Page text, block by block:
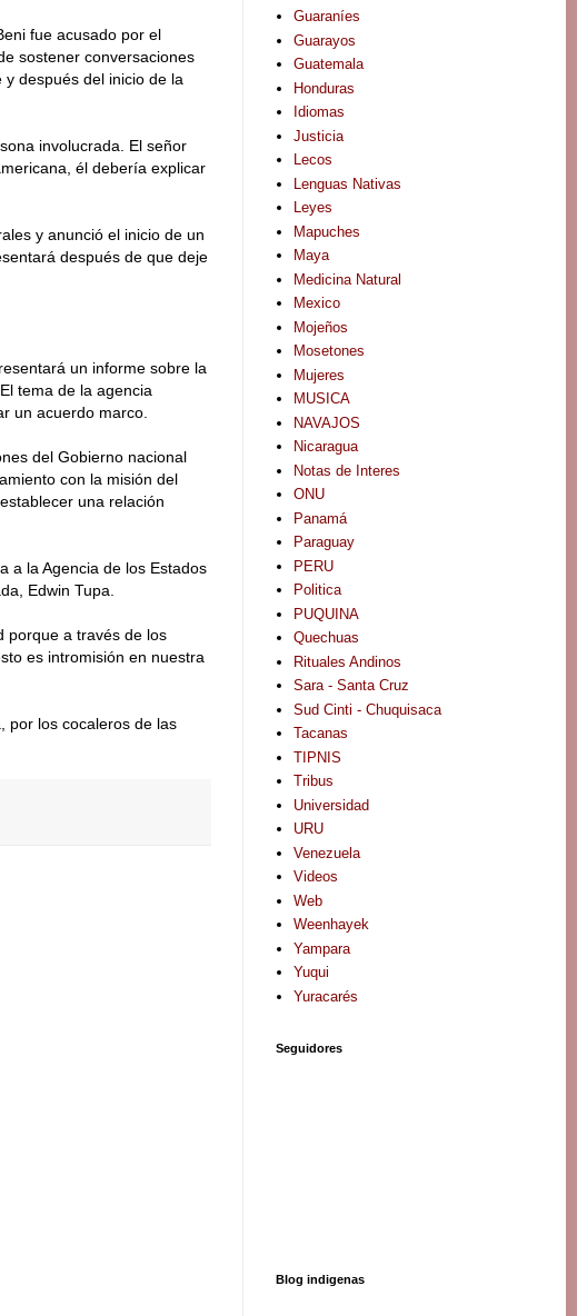
fue acusado por el
sostener conversaciones
después del inicio de la
involucrada. El señor
él debería explicar
y anunció el inicio de un
después de que deje
un informe sobre la
tema de la agencia
un acuerdo marco.
del Gobierno nacional
con la misión del
una relación
a la Agencia de los Estados
Edwin Tupa.
porque a través de los
es intromisión en nuestra
por los cocaleros de las
Guaraníes
Guarayos
Guatemala
Honduras
Idiomas
Justicia
Lecos
Lenguas Nativas
Leyes
Mapuches
Maya
Medicina Natural
Mexico
Mojeños
Mosetones
Mujeres
MUSICA
NAVAJOS
Nicaragua
Notas de Interes
ONU
Panamá
Paraguay
PERU
Politica
PUQUINA
Quechuas
Rituales Andinos
Sara - Santa Cruz
Sud Cinti - Chuquisaca
Tacanas
TIPNIS
Tribus
Universidad
URU
Venezuela
Videos
Web
Weenhayek
Yampara
Yuqui
Yuracarés
Seguidores
Blog indigenas